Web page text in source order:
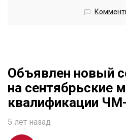
Объявлен новый
на сентябрьские
квалификации
5 лет назад